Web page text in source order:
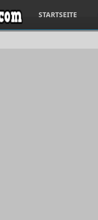
STARTSEITE